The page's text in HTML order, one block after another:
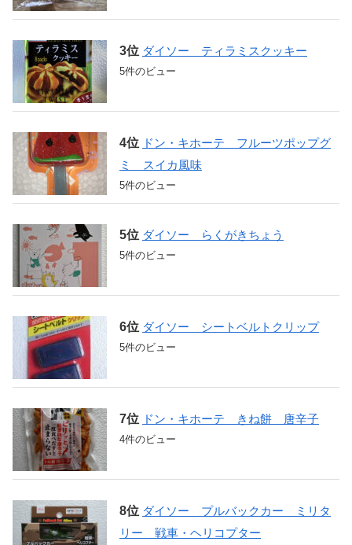
ダイソー ティラミスクッキー
5件のビュー
ドン・キホーテ フルーツポップグ
ミ スイカ風味
5件のビュー
ダイソー らくがきちょう
5件のビュー
ダイソー シートベルトクリップ
5件のビュー
ドン・キホーテ きね餅 唐辛子
4件のビュー
ダイソー プルバックカー ミリタ
リー 戦車・ヘリコプター